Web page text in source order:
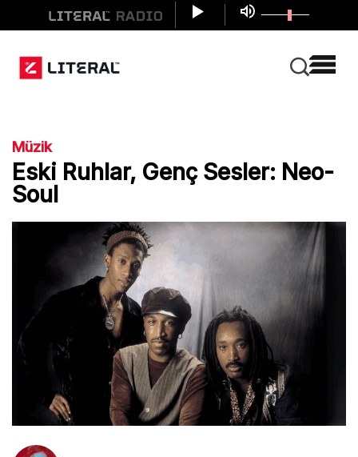
Müzik
Eski Ruhlar, Genç Sesler: Neo-
Soul